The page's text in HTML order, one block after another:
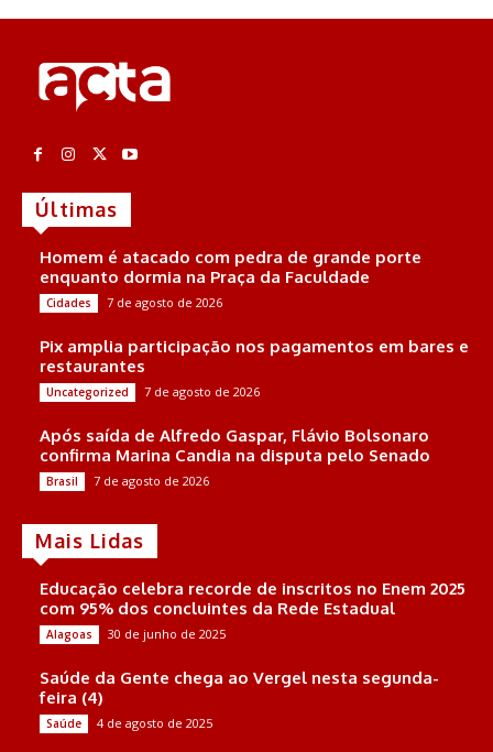
Últimas
Homem é atacado com pedra de grande porte
enquanto dormia na Praça da Faculdade
Cidades 7 de agosto de 2026
Pix amplia participação nos pagamentos em bares e
restaurantes
Uncategorized 7 de agosto de 2026
Após saída de Alfredo Gaspar, Flávio Bolsonaro
confirma Marina Candia na disputa pelo Senado
Brasil 7 de agosto de 2026
Mais Lidas
Educação celebra recorde de inscritos no Enem 2025
com 95% dos concluintes da Rede Estadual
Alagoas 30 de junho de 2025
Saúde da Gente chega ao Vergel nesta segunda-
feira (4)
Saúde 4 de agosto de 2025